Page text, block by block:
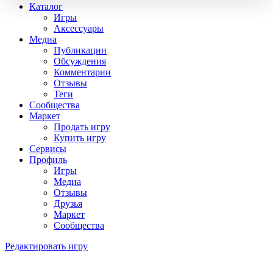
Каталог
Игры
Аксессуары
Медиа
Публикации
Обсуждения
Комментарии
Отзывы
Теги
Сообщества
Маркет
Продать игру
Купить игру
Сервисы
Профиль
Игры
Медиа
Отзывы
Друзья
Маркет
Сообщества
Редактировать игру